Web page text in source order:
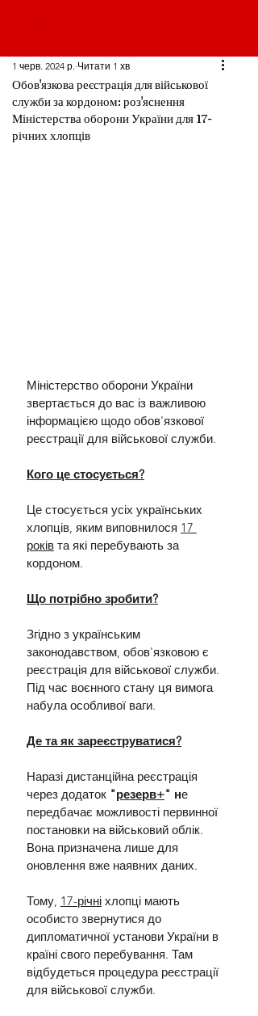
Обов'язкова реєстрація для військової
служби за кордоном: роз'яснення
Міністерства оборони України для 17-
річних хлопців
1 черв. 2024 р. Читати 1 хв
Міністерство оборони України
звертається до вас із важливою
інформацією щодо обов'язкової
реєстрації для військової служби.
Кого це стосується?
Це стосується усіх українських
хлопців, яким виповнилося 17
років та які перебувають за
кордоном.
Що потрібно зробити?
Згідно з українським
законодавством, обов'язковою є
реєстрація для військової служби.
Під час воєнного стану ця вимога
набула особливої ваги.
Де та як зареєструватися?
Наразі дистанційна реєстрація
через додаток "резерв+" не
передбачає можливості первинної
постановки на військовий облік.
Вона призначена лише для
оновлення вже наявних даних.
Тому, 17-річні хлопці мають
особисто звернутися до
дипломатичної установи України в
країні свого перебування. Там
відбудеться процедура реєстрації
для військової служби.